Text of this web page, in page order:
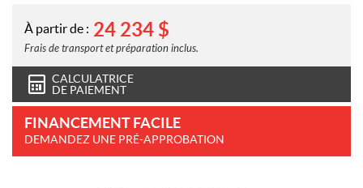
À partir de : 24 234 $
Frais de transport et préparation inclus.
CALCULATRICE
DE PAIEMENT
FINANCEMENT FACILE
DEMANDEZ UNE PRÉ-APPROBATION